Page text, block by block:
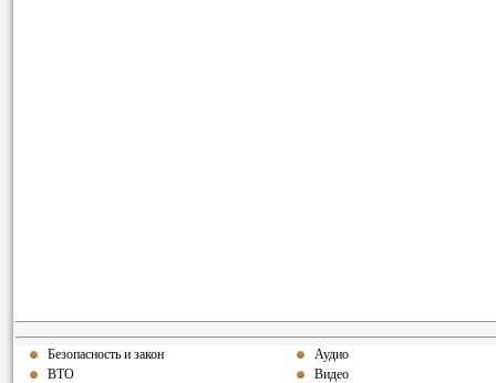
Безопасность и закон
ВТО
Аудио
Видео